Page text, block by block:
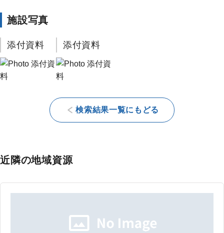
施設写真
添付資料 添付資料
検索結果一覧にもどる
近隣の地域資源